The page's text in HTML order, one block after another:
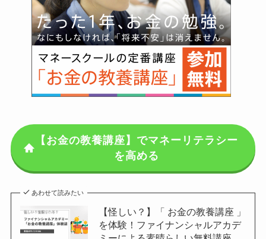
【お金の教養講座】でマネーリテラシー
を高める
あわせて読みたい
【怪しい？】「 お金の教養講座 」
を体験！ファイナンシャルアカデ